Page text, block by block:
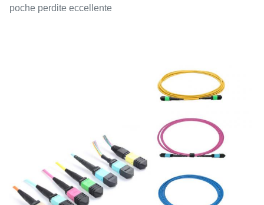
poche perdite eccellente